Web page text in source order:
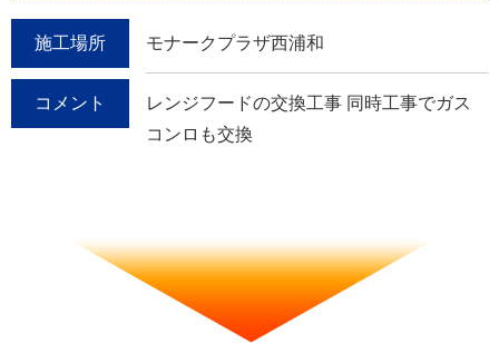
施工場所 モナークプラザ西浦和
コメント
レンジフードの交換工事 同時工事でガス
コンロも交換